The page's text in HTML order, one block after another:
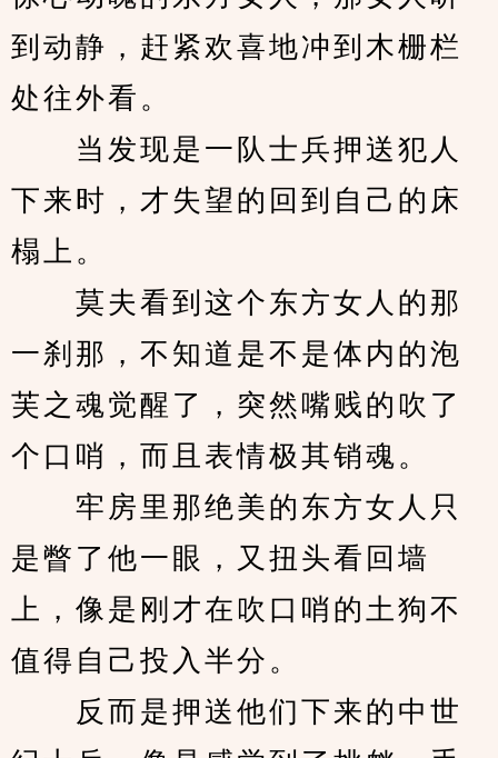
到动静，赶紧欢喜地冲到木栅栏
处往外看。
当发现是一队士兵押送犯人
下来时，才失望的回到自己的床
榻上。
莫夫看到这个东方女人的那
一刹那，不知道是不是体内的泡
芙之魂觉醒了，突然嘴贱的吹了
个口哨，而且表情极其销魂。
牢房里那绝美的东方女人只
是瞥了他一眼，又扭头看回墙
上，像是刚才在吹口哨的土狗不
值得自己投入半分。
反而是押送他们下来的中世